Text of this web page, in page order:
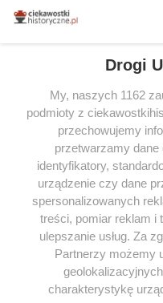
miłośników literatury w
tytułów najwyżej
SERWIS
SPOŁECZNOŚĆ
WSPÓŁPRACA
KONTAKT
ODWIEDŹ RÓWNIEŻ:
Drogi
My, naszych 1162
podmioty z
przechowujemy
przetwarzamy dane
identyfikatory,
urządzenie czy dane
spersonalizowanych
treści, pomiar reklam i
ulepszanie usług. Za
Partnerzy możemy
charakterystykę